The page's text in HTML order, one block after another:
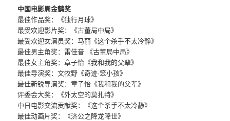
中国电影周金鹤奖
最佳作品奖：《独行月球》
最受欢迎影片奖：《古董局中局》
最受欢迎女演员奖：马丽《这个杀手不太冷静》
最佳男主角奖：雷佳音 《古董局中局》
最佳女主角奖：章子怡《我和我的父辈》
最佳导演奖：文牧野《奇迹·笨小孩》
最佳新锐导演奖：章子怡《我和我的父辈》
评委会大奖：《外太空的莫扎特》
中日电影交流贡献奖：《这个杀手不太冷静》
最佳动画片奖：《济公之降龙降世》